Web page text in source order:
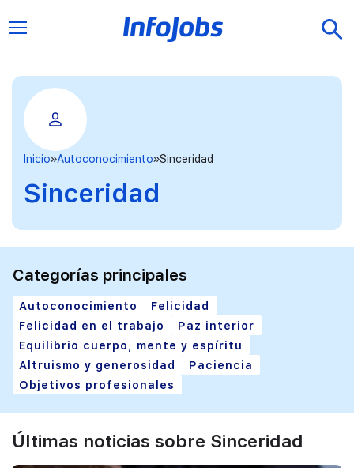
Inicio Autoconocimiento Sinceridad
Sinceridad
Categorías principales
Autoconocimiento
Felicidad
Felicidad en el trabajo
Paz interior
Equilibrio cuerpo, mente y espíritu
Altruismo y generosidad
Paciencia
Objetivos profesionales
Últimas noticias sobre Sinceridad